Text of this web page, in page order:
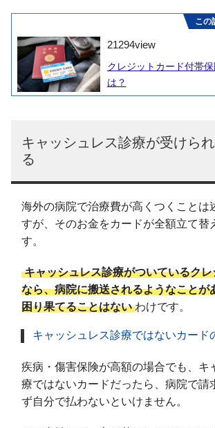
この
21294view
クレジットカード付帯
は？
キャッシュレス診療が受けら
る
海外の病院で治療費が高くつくことは
すが、そのお金をカードが全額立て替
す。
キャッシュレス診療がついているク
なら、病院に搬送されるようなことが
困り果てることはない わけです。
キャッシュレス診療ではないカード
疾病・傷害保険が高額の場合でも、キ
療ではないカードだったら、病院で請
ず自分で払わないといけません。